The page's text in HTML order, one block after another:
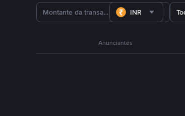
INR
Anunciantes